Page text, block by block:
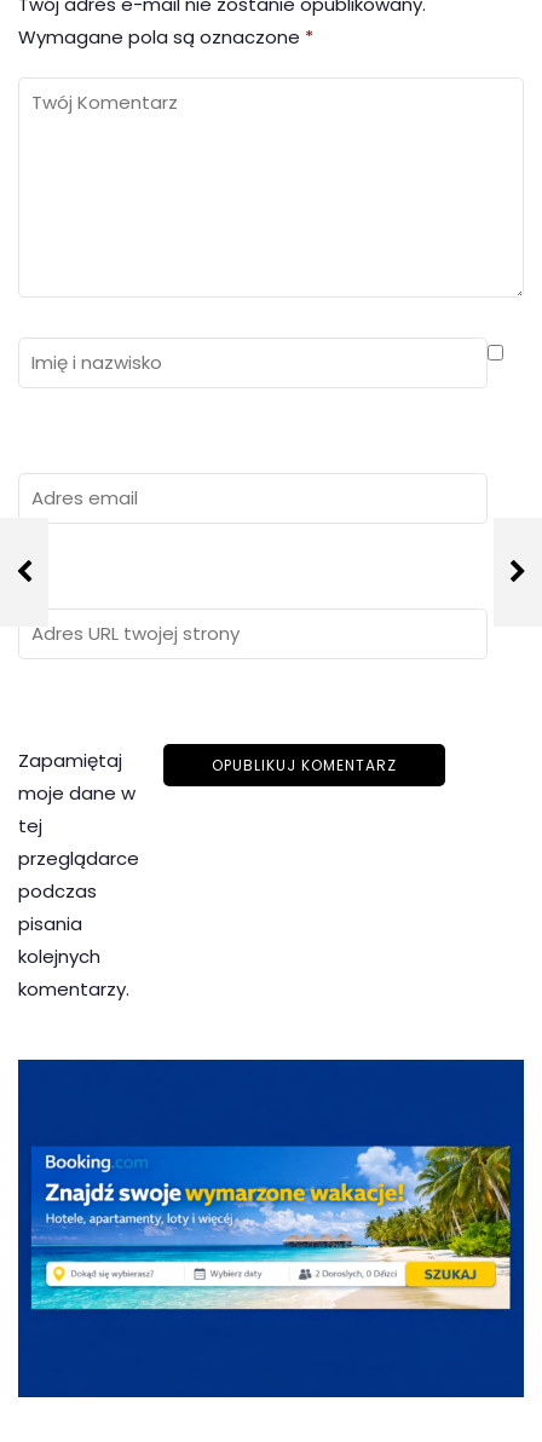
Wymagane pola są oznaczone *
Zapamiętaj
moje dane w
tej
przeglądarce
podczas
pisania
kolejnych
komentarzy.